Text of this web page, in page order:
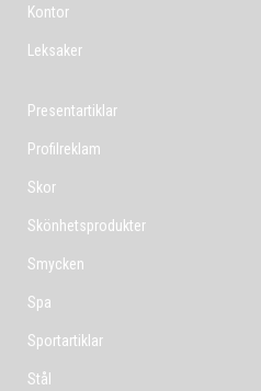
Kontor
Leksaker
Presentartiklar
Profilreklam
Skor
Skönhetsprodukter
Smycken
Spa
Sportartiklar
Stål